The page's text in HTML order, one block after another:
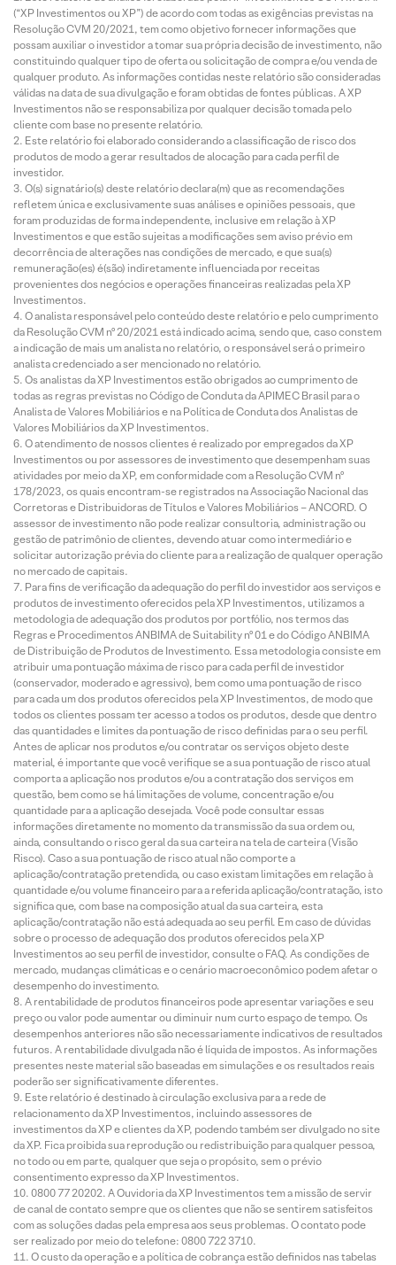
(“XP Investimentos ou XP”) de acordo com todas as exigências previstas na
Resolução CVM 20/2021, tem como objetivo fornecer informações que
possam auxiliar o investidor a tomar sua própria decisão de investimento, não
constituindo qualquer tipo de oferta ou solicitação de compra e/ou venda de
qualquer produto. As informações contidas neste relatório são consideradas
válidas na data de sua divulgação e foram obtidas de fontes públicas. A XP
Investimentos não se responsabiliza por qualquer decisão tomada pelo
cliente com base no presente relatório.
Este relatório foi elaborado considerando a classificação de risco dos
produtos de modo a gerar resultados de alocação para cada perfil de
investidor.
O(s) signatário(s) deste relatório declara(m) que as recomendações
refletem única e exclusivamente suas análises e opiniões pessoais, que
foram produzidas de forma independente, inclusive em relação à XP
Investimentos e que estão sujeitas a modificações sem aviso prévio em
decorrência de alterações nas condições de mercado, e que sua(s)
remuneração(es) é(são) indiretamente influenciada por receitas
provenientes dos negócios e operações financeiras realizadas pela XP
Investimentos.
O analista responsável pelo conteúdo deste relatório e pelo cumprimento
da Resolução CVM nº 20/2021 está indicado acima, sendo que, caso constem
a indicação de mais um analista no relatório, o responsável será o primeiro
analista credenciado a ser mencionado no relatório.
Os analistas da XP Investimentos estão obrigados ao cumprimento de
todas as regras previstas no Código de Conduta da APIMEC Brasil para o
Analista de Valores Mobiliários e na Política de Conduta dos Analistas de
Valores Mobiliários da XP Investimentos.
O atendimento de nossos clientes é realizado por empregados da XP
Investimentos ou por assessores de investimento que desempenham suas
atividades por meio da XP, em conformidade com a Resolução CVM nº
178/2023, os quais encontram-se registrados na Associação Nacional das
Corretoras e Distribuidoras de Títulos e Valores Mobiliários – ANCORD. O
assessor de investimento não pode realizar consultoria, administração ou
gestão de patrimônio de clientes, devendo atuar como intermediário e
solicitar autorização prévia do cliente para a realização de qualquer operação
no mercado de capitais.
Para fins de verificação da adequação do perfil do investidor aos serviços e
produtos de investimento oferecidos pela XP Investimentos, utilizamos a
metodologia de adequação dos produtos por portfólio, nos termos das
Regras e Procedimentos ANBIMA de Suitability nº 01 e do Código ANBIMA
de Distribuição de Produtos de Investimento. Essa metodologia consiste em
atribuir uma pontuação máxima de risco para cada perfil de investidor
(conservador, moderado e agressivo), bem como uma pontuação de risco
para cada um dos produtos oferecidos pela XP Investimentos, de modo que
todos os clientes possam ter acesso a todos os produtos, desde que dentro
das quantidades e limites da pontuação de risco definidas para o seu perfil.
Antes de aplicar nos produtos e/ou contratar os serviços objeto deste
material, é importante que você verifique se a sua pontuação de risco atual
comporta a aplicação nos produtos e/ou a contratação dos serviços em
questão, bem como se há limitações de volume, concentração e/ou
quantidade para a aplicação desejada. Você pode consultar essas
informações diretamente no momento da transmissão da sua ordem ou,
ainda, consultando o risco geral da sua carteira na tela de carteira (Visão
Risco). Caso a sua pontuação de risco atual não comporte a
aplicação/contratação pretendida, ou caso existam limitações em relação à
quantidade e/ou volume financeiro para a referida aplicação/contratação, isto
significa que, com base na composição atual da sua carteira, esta
aplicação/contratação não está adequada ao seu perfil. Em caso de dúvidas
sobre o processo de adequação dos produtos oferecidos pela XP
Investimentos ao seu perfil de investidor, consulte o FAQ. As condições de
mercado, mudanças climáticas e o cenário macroeconômico podem afetar o
desempenho do investimento.
A rentabilidade de produtos financeiros pode apresentar variações e seu
preço ou valor pode aumentar ou diminuir num curto espaço de tempo. Os
desempenhos anteriores não são necessariamente indicativos de resultados
futuros. A rentabilidade divulgada não é líquida de impostos. As informações
presentes neste material são baseadas em simulações e os resultados reais
poderão ser significativamente diferentes.
Este relatório é destinado à circulação exclusiva para a rede de
relacionamento da XP Investimentos, incluindo assessores de
investimentos da XP e clientes da XP, podendo também ser divulgado no site
da XP. Fica proibida sua reprodução ou redistribuição para qualquer pessoa,
no todo ou em parte, qualquer que seja o propósito, sem o prévio
consentimento expresso da XP Investimentos.
0800 77 20202. A Ouvidoria da XP Investimentos tem a missão de servir
de canal de contato sempre que os clientes que não se sentirem satisfeitos
com as soluções dadas pela empresa aos seus problemas. O contato pode
ser realizado por meio do telefone: 0800 722 3710.
O custo da operação e a política de cobrança estão definidos nas tabelas